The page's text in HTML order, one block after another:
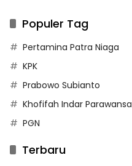
Populer Tag
Pertamina Patra Niaga
KPK
Prabowo Subianto
Khofifah Indar Parawansa
PGN
Terbaru